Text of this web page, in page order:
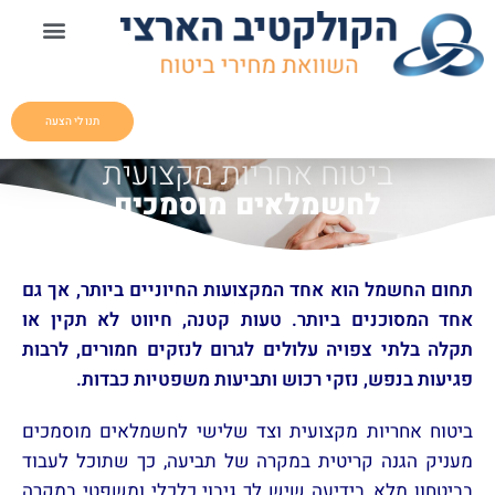
תנו לי הצעה
ביטוח אחריות מקצועית
לחשמלאים מוסמכים
תחום החשמל הוא אחד המקצועות החיוניים ביותר, אך גם
אחד המסוכנים ביותר. טעות קטנה, חיווט לא תקין או
תקלה בלתי צפויה עלולים לגרום לנזקים חמורים, לרבות
פגיעות בנפש, נזקי רכוש ותביעות משפטיות כבדות.
ביטוח אחריות מקצועית וצד שלישי לחשמלאים מוסמכים
מעניק הגנה קריטית במקרה של תביעה, כך שתוכל לעבוד